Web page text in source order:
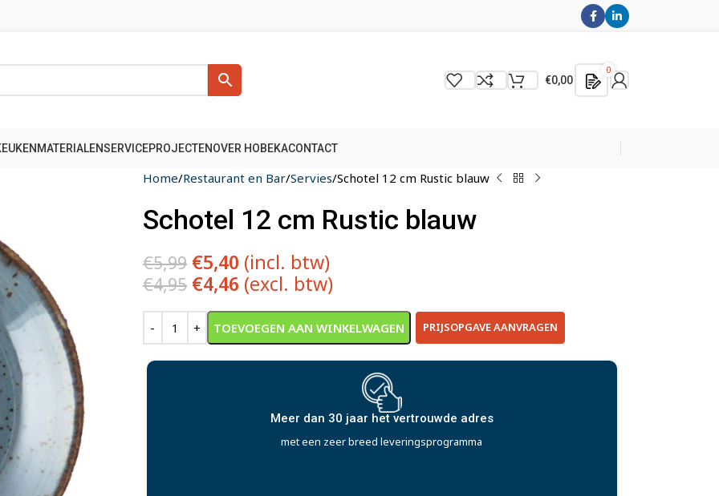
€0,00
0
SERVICEPROJECTENOVER HOBEKACONTACT
Home Restaurant en Bar Servies Schotel 12 cm Rustic blauw
Schotel 12 cm Rustic blauw
€5,99 €5,40 (incl. btw)
€4,95 €4,46 (excl. btw)
TOEVOEGEN AAN WINKELWAGEN PRIJSOPGAVE AANVRAGEN
Alternative:
Uitwerken ideeën naar een uitgewerkt plan
met onze uitgebreide ontwerp- en tekensoftware